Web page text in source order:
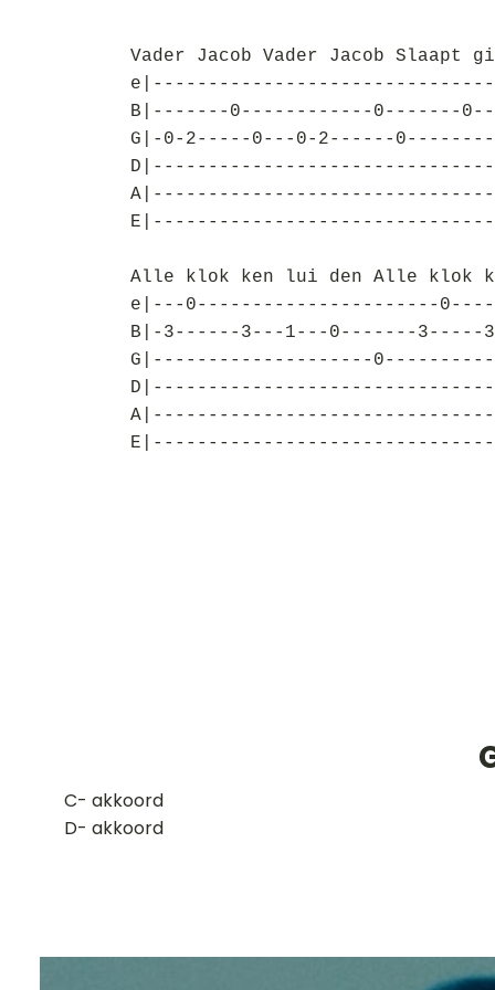
Vader Jacob Vader Jacob Slaapt
B|-------0------------0-------
G|-0-2-----0---0-2------
Alle klok ken lui den Alle klok
e|---0----------------------
B|-3------3---1---0-------
G|--------------------
​C- akkoord
D- akkoord